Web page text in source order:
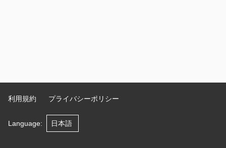
利用規約 プライバシーポリシー
Language: